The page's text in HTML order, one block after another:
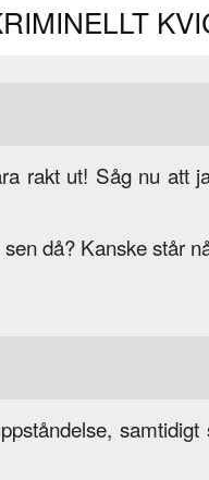
rakt ut! Såg nu att
då? Kanske står